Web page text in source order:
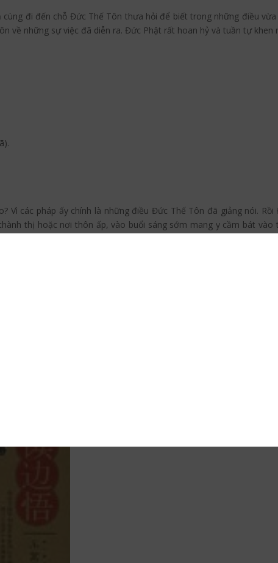
đi đến chỗ Đức Thế Tôn thưa hỏi để biết trong những điều
về những sự việc đã diễn ra. Đức Phật rất hoan hỷ và tuần tự khen
Vì các pháp ấy chính là những điều Đức Thế Tôn đã giảng nói.
thị hoặc nơi thôn ấp, vào buổi sáng sớm mang y cầm bát
khất thực xong, sau giờ ngọ, thu xếp y bát, rửa chân tay, lấy tọa
già, ngồi luôn cho tới chứng đắc lậu tận mới giải kiết-già. Vị ấy
rực sáng khu rừng Sa La Sừng Bò này”. (Kinh